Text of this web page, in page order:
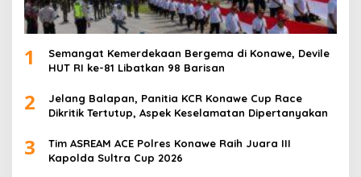
1
Semangat Kemerdekaan Bergema di Konawe, Devile
HUT RI ke-81 Libatkan 98 Barisan
2
Jelang Balapan, Panitia KCR Konawe Cup Race
Dikritik Tertutup, Aspek Keselamatan Dipertanyakan
3
Tim ASREAM ACE Polres Konawe Raih Juara III
Kapolda Sultra Cup 2026